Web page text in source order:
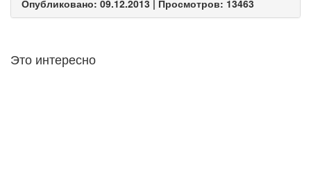
Опубликовано: 09.12.2013 | Просмотров: 13463
Это интересно